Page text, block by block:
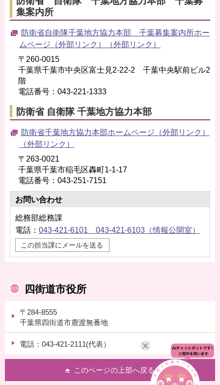
集案内所
防衛省自衛隊千葉地方協力本部 千葉募集案内所ホー
ムページ（外部リンク）（外部リンク）
〒260-0015
千葉県千葉市中央区富士見2-22-2 千葉中央駅前ビル2
階
電話番号：043-221-1333
防衛省 自衛隊 千葉地方協力本部
防衛省千葉地方協力本部ホームページ（外部リンク）
（外部リンク）
〒263-0021
千葉県千葉市稲毛区轟町1-1-17
電話番号：043-251-7151
お問い合わせ
総務部総務課
電話： 043-421-6101 043-421-6103（情報公開室）
この担当課にメールを送る
四街道市役所
〒284-8555
千葉県四街道市鹿渡無番地
電話：043-421-2111(代表）
このページの上部へ戻る